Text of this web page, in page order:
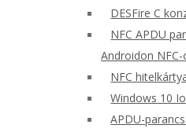
DESFire C
NFC APDU
Androidon
NFC
Windows 10
APDU-